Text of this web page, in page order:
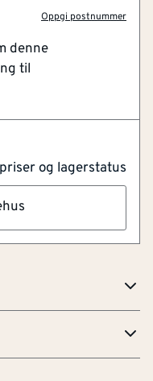
og lagerstatus
Oppgi postnummer
denne
til
for alle miljøer
standard, laget for
i full lengde på
(4.6 og 8.8) slik at
prosjektet ditt.
(ELF) gjør stangen
samme type
(VF) for utendørs
og korrosjonsutsatte